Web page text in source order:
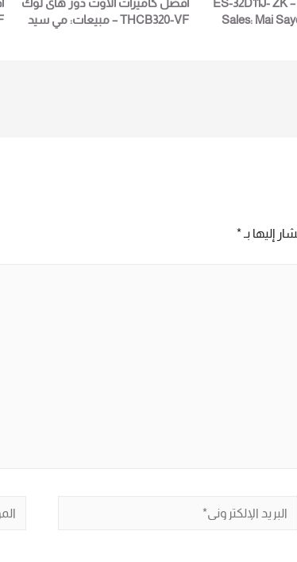
أفضل الكاميرات ES-32D11J- ZK –
Sales: Mai
أفضل كاميرات الأوت دور هاى لوك
THCB320-VF – مبيعات: مي سيد
إليها بـ*
البريد